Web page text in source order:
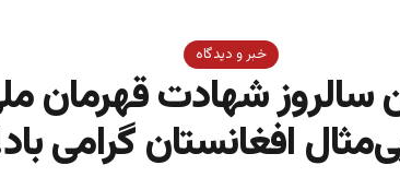
خبر و دیدگاه
سالروز شهادت قهرمان
افغانستان گرامی